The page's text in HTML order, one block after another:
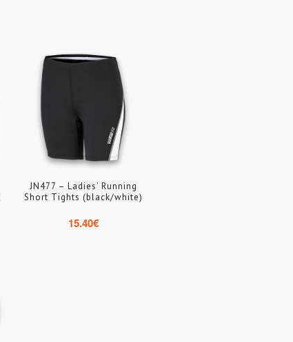
JN477 – Ladies’ Running
Short Tights (black/white)
15.40€